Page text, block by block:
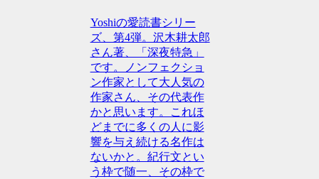
Yoshiの愛読書シリー
ズ、第4弾。沢木耕太郎
さん著、「深夜特急」
です。ノンフェクショ
ン作家として大人気の
作家さん、その代表作
かと思います。これほ
どまでに多くの人に影
響を与え続ける名作は
ないかと。紀行文とい
う枠で随一、その枠で